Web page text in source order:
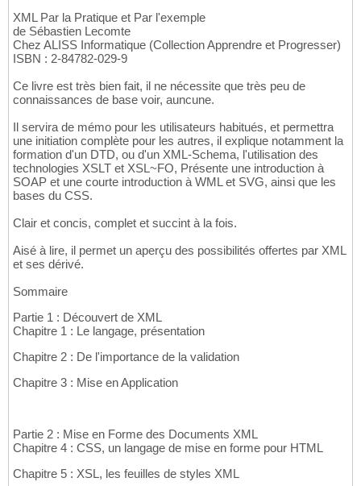
XML Par la Pratique et Par l'exemple
de Sébastien Lecomte
Chez ALISS Informatique (Collection Apprendre et Progresser)
ISBN : 2-84782-029-9
Ce livre est très bien fait, il ne nécessite que très peu de
connaissances de base voir, auncune.
Il servira de mémo pour les utilisateurs habitués, et permettra
une initiation complète pour les autres, il explique notamment la
formation d'un DTD, ou d'un XML-Schema, l'utilisation des
technologies XSLT et XSL~FO, Présente une introduction à
SOAP et une courte introduction à WML et SVG, ainsi que les
bases du CSS.
Clair et concis, complet et succint à la fois.
Aisé à lire, il permet un aperçu des possibilités offertes par XML
et ses dérivé.
Sommaire
Partie 1 : Découvert de XML
Chapitre 1 : Le langage, présentation
Chapitre 2 : De l'importance de la validation
Chapitre 3 : Mise en Application
Partie 2 : Mise en Forme des Documents XML
Chapitre 4 : CSS, un langage de mise en forme pour HTML
Chapitre 5 : XSL, les feuilles de styles XML